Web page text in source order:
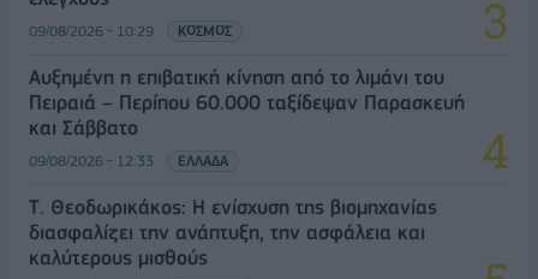
09/08/2026 - 10:29 ΚΟΣΜΟΣ
Αυξημένη η επιβατική κίνηση από το λιμάνι του
Πειραιά – Περίπου 60.000 ταξίδεψαν Παρασκευή
και Σάββατο
09/08/2026 - 12:33 ΕΛΛΑΔΑ
Τ. Θεοδωρικάκος: Η ενίσχυση της βιομηχανίας
διασφαλίζει την ανάπτυξη, την ασφάλεια και
καλύτερους μισθούς